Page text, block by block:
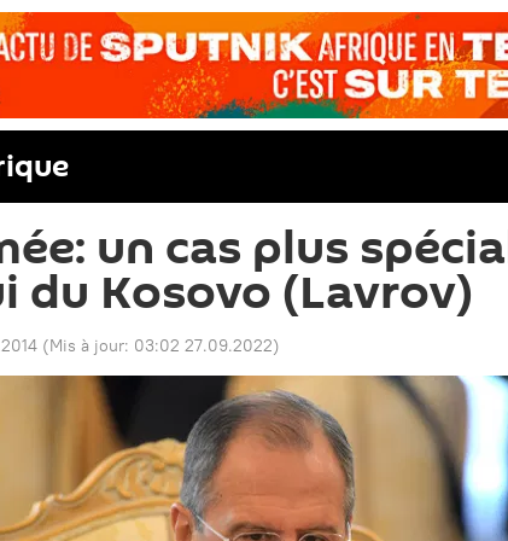
un cas plus
du Kosovo (Lavrov)
(Mis à jour: 03:02 27.09.2022)